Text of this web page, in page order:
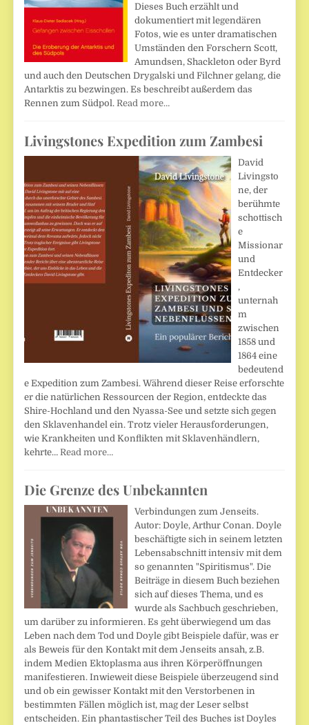
Dieses Buch erzählt und
dokumentiert mit legendären
Fotos, wie es unter dramatischen
Umständen den Forschern Scott,
Amundsen, Shackleton oder Byrd
und auch den Deutschen Drygalski und Filchner gelang, die
Antarktis zu bezwingen. Es beschreibt außerdem das
Rennen zum Südpol. Read more…
Livingstones Expedition zum Zambesi
David
Livingsto
ne, der
berühmte
schottisch
e
Missionar
und
Entdecker
,
unternah
m
zwischen
1858 und
1864 eine
bedeutend
e Expedition zum Zambesi. Während dieser Reise erforschte
er die natürlichen Ressourcen der Region, entdeckte das
Shire-Hochland und den Nyassa-See und setzte sich gegen
den Sklavenhandel ein. Trotz vieler Herausforderungen,
wie Krankheiten und Konflikten mit Sklavenhändlern,
kehrte… Read more…
Die Grenze des Unbekannten
Verbindungen zum Jenseits.
Autor: Doyle, Arthur Conan. Doyle
beschäftigte sich in seinem letzten
Lebensabschnitt intensiv mit dem
so genannten "Spiritismus". Die
Beiträge in diesem Buch beziehen
sich auf dieses Thema, und es
wurde als Sachbuch geschrieben,
um darüber zu informieren. Es geht überwiegend um das
Leben nach dem Tod und Doyle gibt Beispiele dafür, was er
als Beweis für den Kontakt mit dem Jenseits ansah, z.B.
indem Medien Ektoplasma aus ihren Körperöffnungen
manifestieren. Inwieweit diese Beispiele überzeugend sind
und ob ein gewisser Kontakt mit den Verstorbenen in
bestimmten Fällen möglich ist, mag der Leser selbst
entscheiden. Ein phantastischer Teil des Buches ist Doyles